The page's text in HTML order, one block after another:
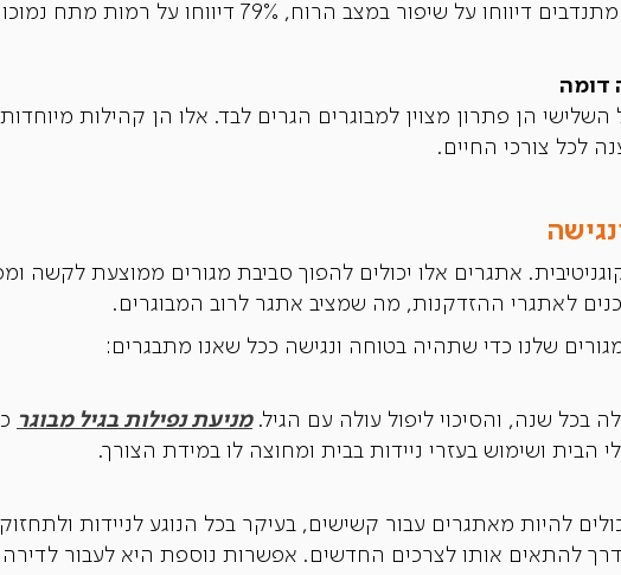
דומה
השלישי הן פתרון מצוין למבוגרים הגרים לבד. אלו הן קהילות
לכל צורכי החיים.
אתגרים אלו יכולים להפוך סביבת מגורים ממוצעת לקשה
שלנו כדי שתהיה בטוחה ונגישה ככל שאנו מתבגרים:
מניעת נפילות בגיל מבוגר
ושימוש בעזרי ניידות בבית ומחוצה לו במידת הצורך.
להיות מאתגרים עבור קשישים, בעיקר בכל הנוגע לניידות
להתאים אותו לצרכים החדשים. אפשרות נוספת היא לעבור